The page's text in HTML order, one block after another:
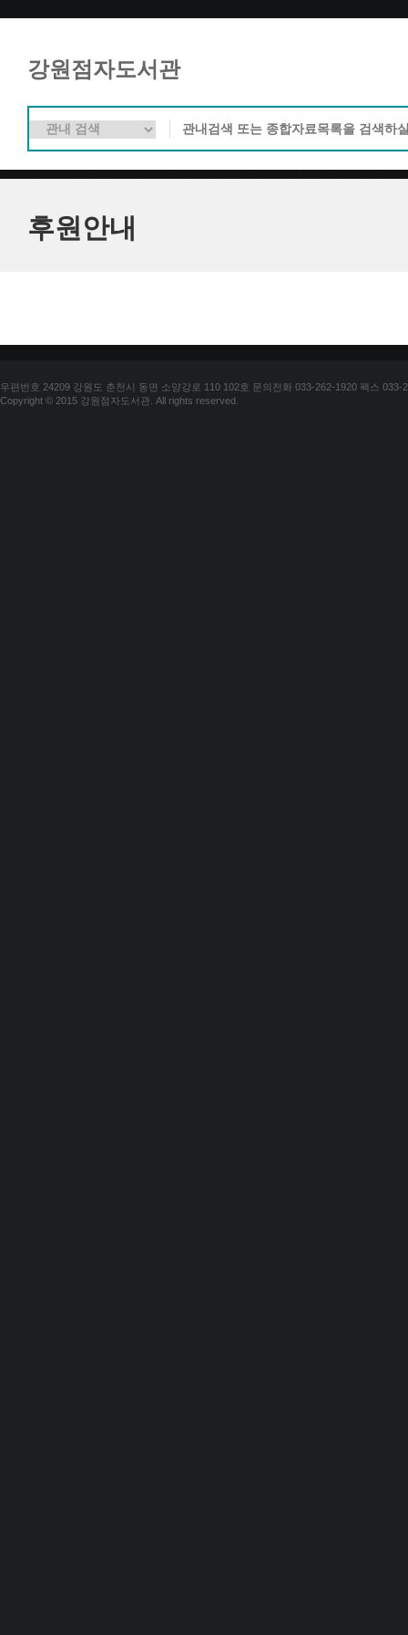
강원점자도서관
후원안내
우편번호 24209 강원도 춘천시 동면 소양강로 110 102호 문의전화 033-262-1920 팩스 033-
Copyright © 2015 강원점자도서관. All rights reserved.